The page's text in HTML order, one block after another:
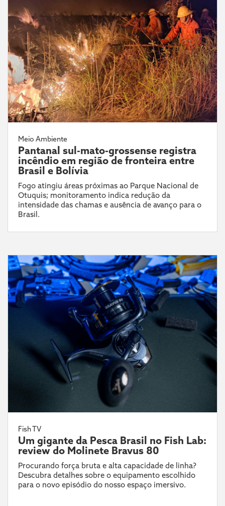
Meio Ambiente
Pantanal sul-mato-grossense registra
incêndio em região de fronteira entre
Brasil e Bolívia
Fogo atingiu áreas próximas ao Parque Nacional de
Otuquis; monitoramento indica redução da
intensidade das chamas e ausência de avanço para o
Brasil.
Fish TV
Um gigante da Pesca Brasil no Fish Lab:
review do Molinete Bravus 80
Procurando força bruta e alta capacidade de linha?
Descubra detalhes sobre o equipamento escolhido
para o novo episódio do nosso espaço imersivo.